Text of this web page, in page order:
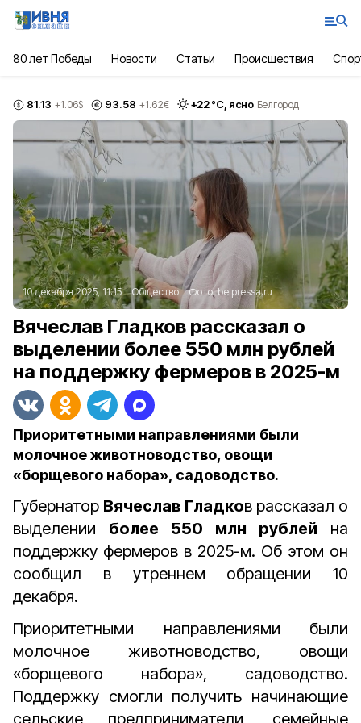
80 лет Победы Новости Статьи Происшествия
81.13 +1.06$ 93.58 +1.62€ +22°С, ясно Белгород
10 декабря 2025, 11:15 Общество Фото:belpressa.ru
Вячеслав Гладков рассказал о
выделении более 550 млн рублей
на поддержку фермеров в 2025-м
Приоритетными направлениями были
молочное животноводство, овощи
«борщевого набора», садоводство.
Губернатор Вячеслав Гладков рассказал о
выделении более 550 млн рублей на
поддержку фермеров в 2025-м. Об этом он
сообщил в утреннем обращении 10
декабря.
Приоритетными направлениями были
молочное животноводство, овощи
«борщевого набора», садоводство.
Поддержку смогли получить начинающие
сельские предприниматели, семейные